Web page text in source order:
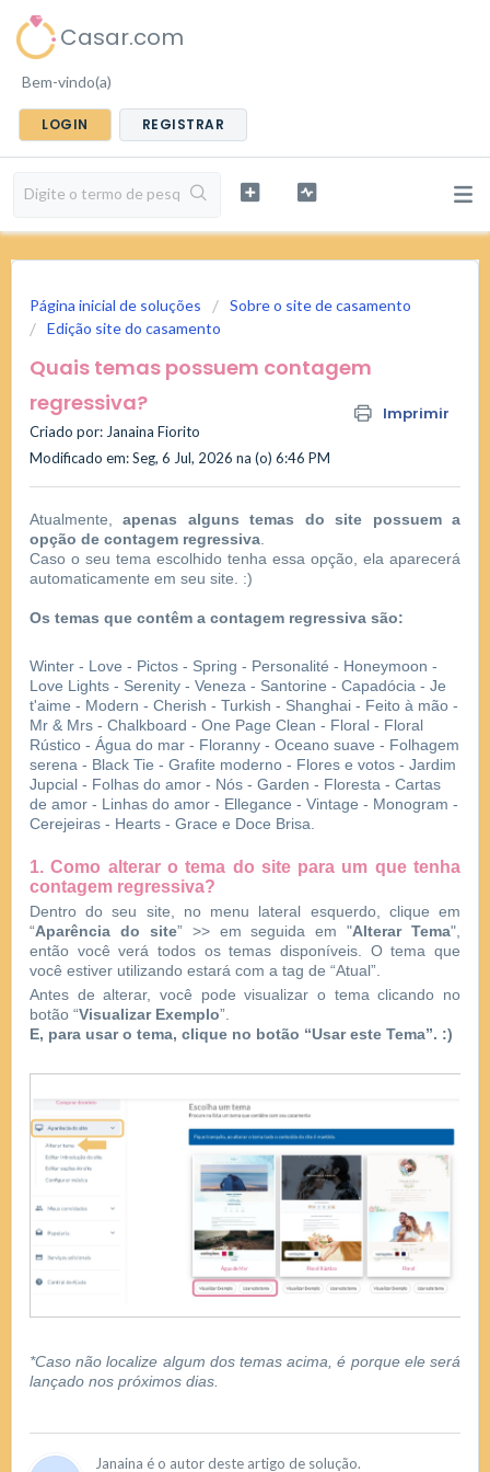
Casar.com
Bem-vindo(a)
LOGIN REGISTRAR
Página inicial de soluções
Sobre o site de casamento
Edição site do casamento
Quais temas possuem contagem
regressiva?
Imprimir
Criado por: Janaina Fiorito
Modificado em: Seg, 6 Jul, 2026 na (o) 6:46 PM
Atualmente,apenas alguns temas do site possuem a
opção de contagem regressiva.
Caso o seu tema escolhido tenha essa opção, ela aparecerá
automaticamente em seu site. :)
Os temas que contêm a contagem regressiva são:
Winter - Love - Pictos - Spring - Personalité - Honeymoon -
Love Lights - Serenity - Veneza - Santorine - Capadócia - Je
t'aime - Modern - Cherish - Turkish - Shanghai - Feito à mão -
Mr & Mrs - Chalkboard - One Page Clean - Floral - Floral
Rústico - Água do mar - Floranny - Oceano suave - Folhagem
serena - Black Tie - Grafite moderno - Flores e votos - Jardim
Jupcial - Folhas do amor - Nós - Garden - Floresta - Cartas
de amor - Linhas do amor - Ellegance - Vintage - Monogram -
Cerejeiras - Hearts - Grace e Doce Brisa.
1. Como alterar o tema do site para um que tenha
contagem regressiva?
Dentro do seu site, no menu lateral esquerdo, clique em
“Aparência do site” >> em seguida em "Alterar Tema",
então você verá todos os temas disponíveis. O tema que
você estiver utilizando estará com a tag de “Atual”.
Antes de alterar, você pode visualizar o tema clicando no
botão “Visualizar Exemplo”.
E, para usar o tema, clique no botão “Usar este Tema”. :)
*Caso não localize algum dos temas acima, é porque ele será
lançado nos próximos dias.
Janaina é o autor deste artigo de solução.